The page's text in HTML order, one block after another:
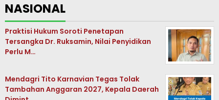
NASIONAL
Praktisi Hukum Soroti Penetapan
Tersangka Dr. Ruksamin, Nilai Penyidikan
Perlu M…
Mendagri Tito Karnavian Tegas Tolak
Tambahan Anggaran 2027, Kepala Daerah